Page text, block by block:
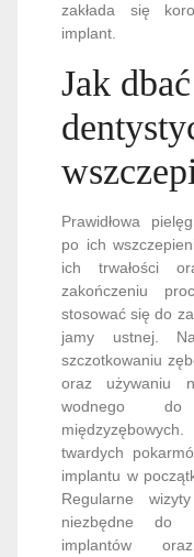
zakłada się
implant.
Jak
Prawidłowa
po ich
ich trwałości
zakończeniu
stosować się do
jamy ustnej.
szczotkowaniu
oraz używaniu
wodnego do
twardych
implantu w
Regularne
niezbędne do
implantów